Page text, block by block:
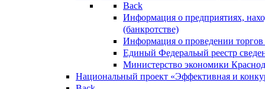
Back
Информация о предприятиях,
(банкротстве)
Информация о проведении
Единый Федеральый реестр
Министерство экономики
Национальный проект «Эффективная и